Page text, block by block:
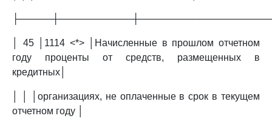
│ 45 │1114 <*> │Начисленные в прошлом отчетном
году проценты от средств, размещенных в
кредитных│
│ │ │организациях, не оплаченные в срок в текущем
отчетном году │